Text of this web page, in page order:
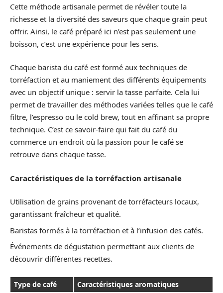
Cette méthode artisanale permet de révéler toute la
richesse et la diversité des saveurs que chaque grain peut
offrir. Ainsi, le café préparé ici n’est pas seulement une
boisson, c’est une expérience pour les sens.
Chaque barista du café est formé aux techniques de
torréfaction et au maniement des différents équipements
avec un objectif unique : servir la tasse parfaite. Cela lui
permet de travailler des méthodes variées telles que le café
filtre, l’espresso ou le cold brew, tout en affinant sa propre
technique. C’est ce savoir-faire qui fait du café du
commerce un endroit où la passion pour le café se
retrouve dans chaque tasse.
Caractéristiques de la torréfaction artisanale
Utilisation de grains provenant de torréfacteurs locaux,
garantissant fraîcheur et qualité.
Baristas formés à la torréfaction et à l’infusion des cafés.
Événements de dégustation permettant aux clients de
découvrir différentes recettes.
Type de café Caractéristiques aromatiques